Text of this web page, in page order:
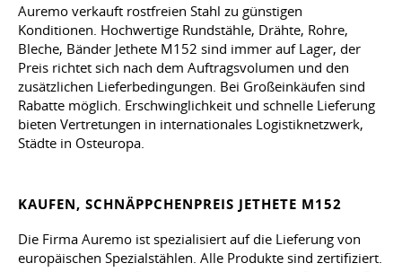
Auremo verkauft rostfreien Stahl zu günstigen
Konditionen. Hochwertige Rundstähle, Drähte, Rohre,
Bleche, Bänder Jethete M152 sind immer auf Lager, der
Preis richtet sich nach dem Auftragsvolumen und den
zusätzlichen Lieferbedingungen. Bei Großeinkäufen sind
Rabatte möglich. Erschwinglichkeit und schnelle Lieferung
bieten Vertretungen in internationales Logistiknetzwerk,
Städte in Osteuropa.
KAUFEN, SCHNÄPPCHENPREIS JETHETE M152
Die Firma Auremo ist spezialisiert auf die Lieferung von
europäischen Spezialstählen. Alle Produkte sind zertifiziert.